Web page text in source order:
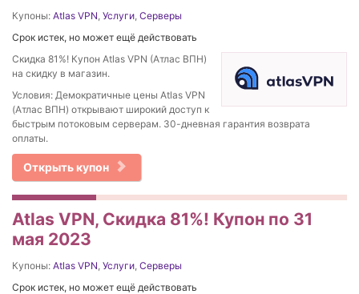
Купоны: Atlas VPN Услуги Серверы
Срок истек, но может ещё действовать
Скидка 81%! Купон Atlas VPN (Атлас ВПН)
на скидку в магазин.
Условия: Демократичные цены Atlas VPN
(Атлас ВПН) открывают широкий доступ к
быстрым потоковым серверам. 30-дневная гарантия возврата
оплаты.
Открыть купон
Atlas VPN, Скидка 81%! Купон по 31
мая 2023
Купоны: Atlas VPN Услуги Серверы
Срок истек, но может ещё действовать